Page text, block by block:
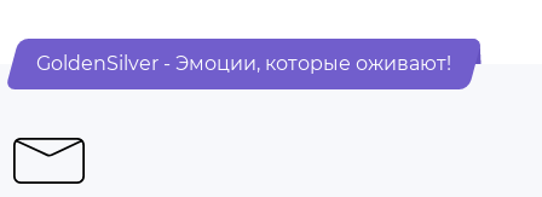
GoldenSilver - Эмоции, которые оживают!